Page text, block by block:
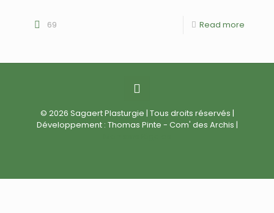
69 Read more
© 2026 Sagaert Plasturgie | Tous droits réservés |
Développement : Thomas Pinte - Com' des Archis |